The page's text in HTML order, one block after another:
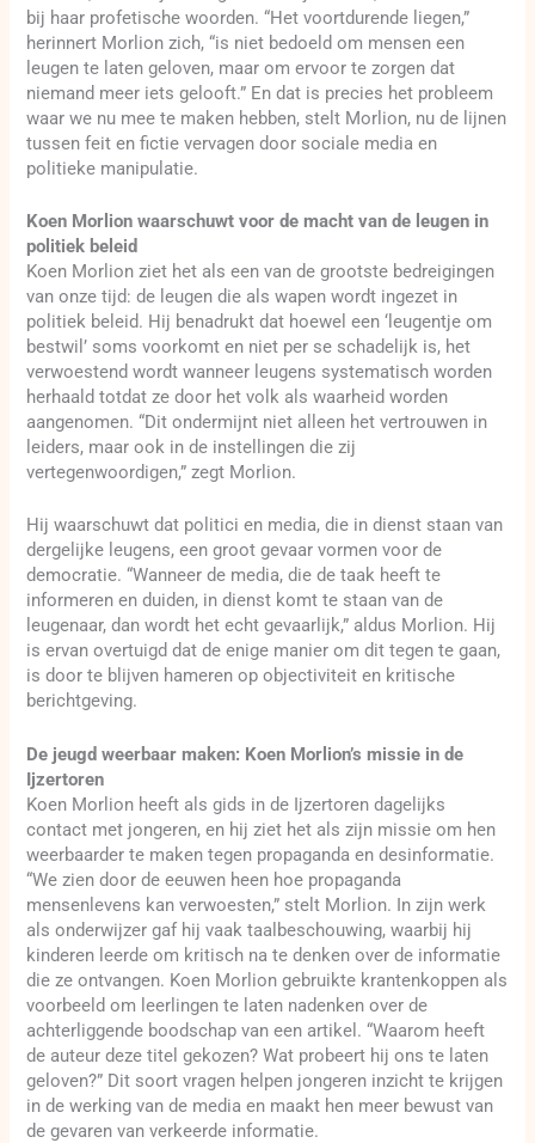
bij haar profetische woorden. “Het voortdurende liegen,”
herinnert Morlion zich, “is niet bedoeld om mensen een
leugen te laten geloven, maar om ervoor te zorgen dat
niemand meer iets gelooft.” En dat is precies het probleem
waar we nu mee te maken hebben, stelt Morlion, nu de lijnen
tussen feit en fictie vervagen door sociale media en
politieke manipulatie.
Koen Morlion waarschuwt voor de macht van de leugen in
politiek beleid
Koen Morlion ziet het als een van de grootste bedreigingen
van onze tijd: de leugen die als wapen wordt ingezet in
politiek beleid. Hij benadrukt dat hoewel een ‘leugentje om
bestwil’ soms voorkomt en niet per se schadelijk is, het
verwoestend wordt wanneer leugens systematisch worden
herhaald totdat ze door het volk als waarheid worden
aangenomen. “Dit ondermijnt niet alleen het vertrouwen in
leiders, maar ook in de instellingen die zij
vertegenwoordigen,” zegt Morlion.
Hij waarschuwt dat politici en media, die in dienst staan van
dergelijke leugens, een groot gevaar vormen voor de
democratie. “Wanneer de media, die de taak heeft te
informeren en duiden, in dienst komt te staan van de
leugenaar, dan wordt het echt gevaarlijk,” aldus Morlion. Hij
is ervan overtuigd dat de enige manier om dit tegen te gaan,
is door te blijven hameren op objectiviteit en kritische
berichtgeving.
De jeugd weerbaar maken: Koen Morlion’s missie in de
Ijzertoren
Koen Morlion heeft als gids in de Ijzertoren dagelijks
contact met jongeren, en hij ziet het als zijn missie om hen
weerbaarder te maken tegen propaganda en desinformatie.
“We zien door de eeuwen heen hoe propaganda
mensenlevens kan verwoesten,” stelt Morlion. In zijn werk
als onderwijzer gaf hij vaak taalbeschouwing, waarbij hij
kinderen leerde om kritisch na te denken over de informatie
die ze ontvangen. Koen Morlion gebruikte krantenkoppen als
voorbeeld om leerlingen te laten nadenken over de
achterliggende boodschap van een artikel. “Waarom heeft
de auteur deze titel gekozen? Wat probeert hij ons te laten
geloven?” Dit soort vragen helpen jongeren inzicht te krijgen
in de werking van de media en maakt hen meer bewust van
de gevaren van verkeerde informatie.